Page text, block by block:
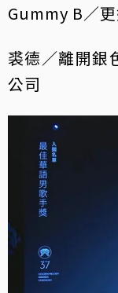
Gummy B／
裘德／離開銀
公司